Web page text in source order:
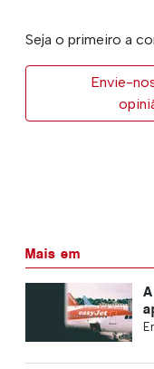
Seja o primeiro a
Envie-
Mais em